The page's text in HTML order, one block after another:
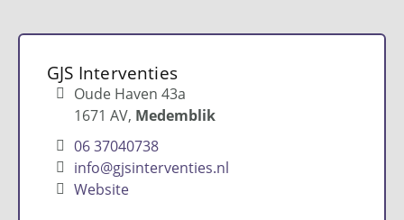
GJS Interventies
Oude Haven 43a
1671 AV Medemblik
06 37040738
info@gjsinterventies.nl
Website